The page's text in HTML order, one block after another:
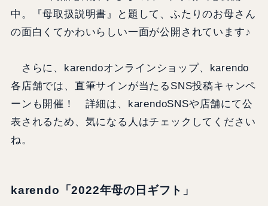
中。『母取扱説明書』と題して、ふたりのお母さん
の面白くてかわいらしい一面が公開されています♪
さらに、karendoオンラインショップ、karendo
各店舗では、直筆サインが当たるSNS投稿キャンペ
ーンも開催！ 詳細は、karendoSNSや店舗にて公
表されるため、気になる人はチェックしてください
ね。
karendo「2022年母の日ギフト」